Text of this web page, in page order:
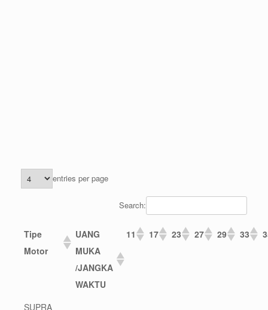
entries per page
Search:
Tipe
Motor
UANG
MUKA
/JANGKA
WAKTU
11 17 23 27 29 33
SUPRA